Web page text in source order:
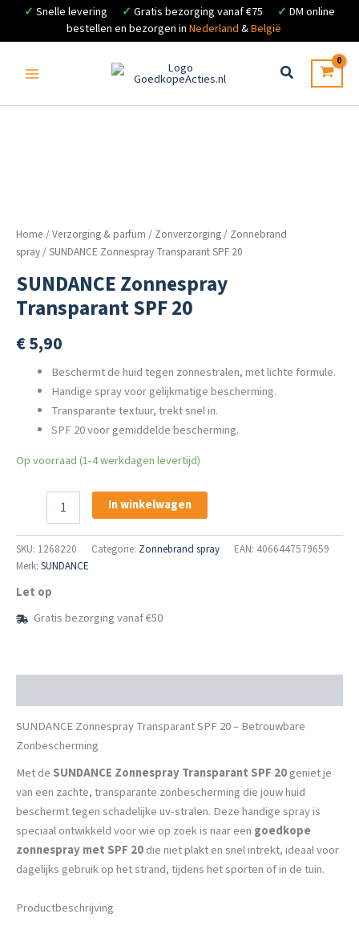
✓ Snelle levering ✓ Gratis bezorging vanaf €75 ✓ DM online
bestellen en bezorgen in Nederland &België
inhoud
Home /Verzorging & parfum / Zonverzorging/ Zonnebrand
spray/ SUNDANCE Zonnespray Transparant SPF 20
SUNDANCE Zonnespray
Transparant SPF 20
€5,90
Beschermt de huid tegen zonnestralen, met lichte formule.
Handige spray voor gelijkmatige bescherming.
Transparante textuur, trekt snel in.
SPF 20 voor gemiddelde bescherming.
Op voorraad (1-4 werkdagen levertijd)
Zonnespray
SPF
20
In winkelwagen
SKU: 1268220 Categorie: Zonnebrand spray
EAN: 4066447579659
Merk: SUNDANCE
Let op
Gratis bezorging vanaf €50
SUNDANCE Zonnespray Transparant SPF 20 – Betrouwbare
Zonbescherming
Met de SUNDANCE Zonnespray Transparant SPF 20geniet je
van een zachte, transparante zonbescherming die jouw huid
beschermt tegen schadelijke uv-stralen. Deze handige spray is
speciaal ontwikkeld voor wie op zoek is naar een goedkope
zonnespray met SPF 20die niet plakt en snel intrekt, ideaal voor
dagelijks gebruik op het strand, tijdens het sporten of in de tuin.
Productbeschrijving